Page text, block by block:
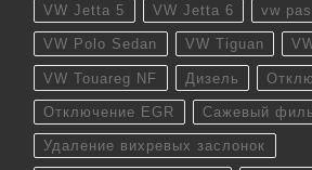
VW Jetta 5 VW Jetta 6 vw
VW Polo Sedan VW Tiguan
VW Touareg NF Дизель
Отключение EGR Сажевый
Удаление вихревых заслонок